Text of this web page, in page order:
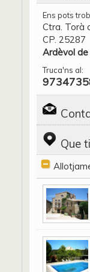
Ens pots
Ctra. Torà
CP. 25287
Ardèvol
Truca'ns al:
Que